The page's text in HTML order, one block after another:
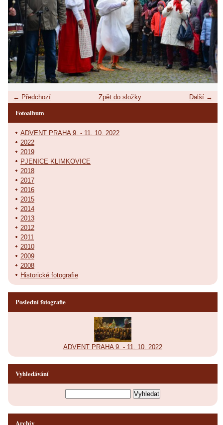
← Předchozí Další →
Zpět do složky
Fotoalbum
ADVENT PRAHA 9. - 11. 10. 2022
2022
2019
PJENICE KLIMKOVICE
2018
2017
2016
2015
2014
2013
2012
2011
2010
2009
2008
Historické fotografie
Poslední fotografie
ADVENT PRAHA 9. - 11. 10. 2022
Vyhledávání
Archiv